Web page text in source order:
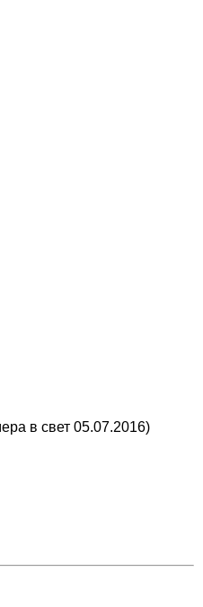
в свет 05.07.2016)